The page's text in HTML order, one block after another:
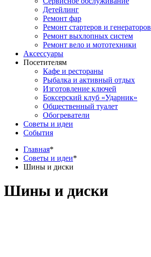
Детейлинг
Ремонт фар
Ремонт стартеров и генераторов
Ремонт выхлопных систем
Ремонт вело и мототехники
Аксессуары
Посетителям
Кафе и рестораны
Рыбалка и активный отдых
Изготовление ключей
Боксерский клуб «Ударник»
Общественный туалет
Обогреватели
Советы и идеи
События
Главная*
Советы и идеи*
Шины и диски
Шины и диски